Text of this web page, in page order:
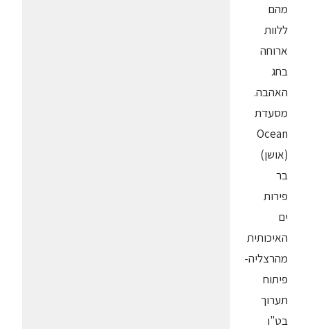
מהם
ללוות
ארוחה
בחג
האהבה.
מסעדת
Ocean
(אושן)
בר
פירות
ים
האיכותית
מהרצליה-
פיתוח
תערוך
בט"ו